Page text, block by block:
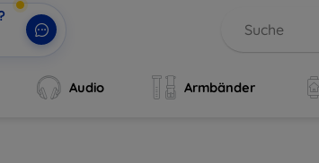
Audio Armbänder